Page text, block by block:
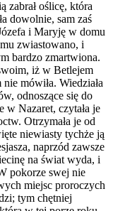
zabrał oślicę, która
dowolnie, sam zaś
i Maryję w domu
zwiastowano, i
bardzo zmartwiona.
iż w Betlejem
mówiła. Wiedziała
odnoszące się do
w Nazaret, czytała je
Otrzymała je od
niewiasty tychże ją
naprzód zawsze
na świat wyda, i
pokorze swej nie
miejsc proroczych
tym chętniej